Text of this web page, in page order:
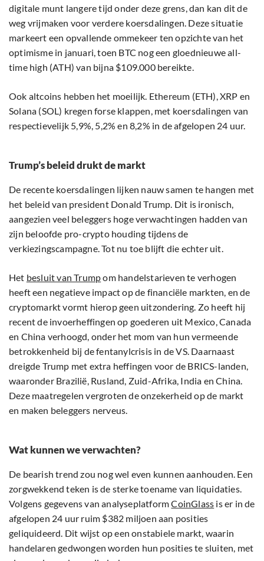
digitale munt langere tijd onder deze grens, dan kan dit de
weg vrijmaken voor verdere koersdalingen. Deze situatie
markeert een opvallende ommekeer ten opzichte van het
optimisme in januari, toen BTC nog een gloednieuwe all-
time high (ATH) van bijna $109.000 bereikte.
Ook altcoins hebben het moeilijk. Ethereum (ETH), XRP en
Solana (SOL) kregen forse klappen, met koersdalingen van
respectievelijk 5,9%, 5,2% en 8,2% in de afgelopen 24 uur.
Trump’s beleid drukt de markt
De recente koersdalingen lijken nauw samen te hangen met
het beleid van president Donald Trump. Dit is ironisch,
aangezien veel beleggers hoge verwachtingen hadden van
zijn beloofde pro-crypto houding tijdens de
verkiezingscampagne. Tot nu toe blijft die echter uit.
Het besluit van Trumpom handelstarieven te verhogen
heeft een negatieve impact op de financiële markten, en de
cryptomarkt vormt hierop geen uitzondering. Zo heeft hij
recent de invoerheffingen op goederen uit Mexico, Canada
en China verhoogd, onder het mom van hun vermeende
betrokkenheid bij de fentanylcrisis in de VS. Daarnaast
dreigde Trump met extra heffingen voor de BRICS-landen,
waaronder Brazilië, Rusland, Zuid-Afrika, India en China.
Deze maatregelen vergroten de onzekerheid op de markt
en maken beleggers nerveus.
Wat kunnen we verwachten?
De bearish trend zou nog wel even kunnen aanhouden. Een
zorgwekkend teken is de sterke toename van liquidaties.
Volgens gegevens van analyseplatformCoinGlass is er in de
afgelopen 24 uur ruim $382 miljoen aan posities
geliquideerd. Dit wijst op een onstabiele markt, waarin
handelaren gedwongen worden hun posities te sluiten, met